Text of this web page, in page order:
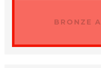
BRONZE